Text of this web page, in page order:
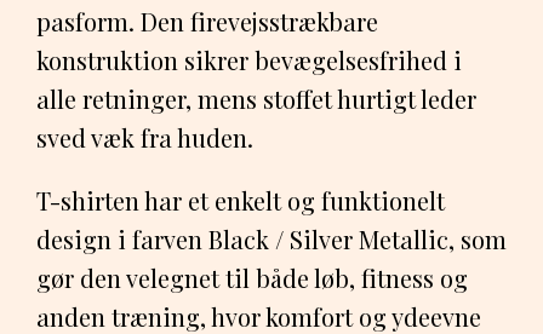
pasform. Den firevejsstrækbare
konstruktion sikrer bevægelsesfrihed i
alle retninger, mens stoffet hurtigt leder
sved væk fra huden.
T-shirten har et enkelt og funktionelt
design i farven Black / Silver Metallic, som
gør den velegnet til både løb, fitness og
anden træning, hvor komfort og ydeevne